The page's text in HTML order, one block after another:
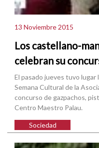
13 Noviembre 2015
Los castellano-
celebran su
El pasado jueves tuvo
Semana Cultural de la
concurso de gazpachos,
Centro Maestro Palau.
Sociedad